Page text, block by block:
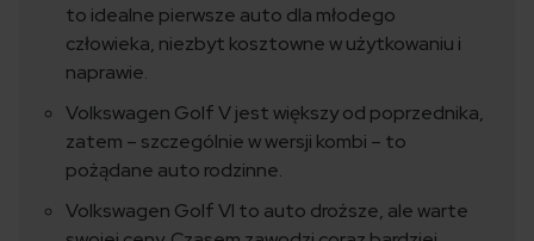
to idealne pierwsze auto dla młodego
człowieka, niezbyt kosztowne w użytkowaniu i
naprawie.
Volkswagen Golf V jest większy od poprzednika,
zatem – szczególnie w wersji kombi – to
pożądane auto rodzinne.
Volkswagen Golf VI to auto droższe, ale warte